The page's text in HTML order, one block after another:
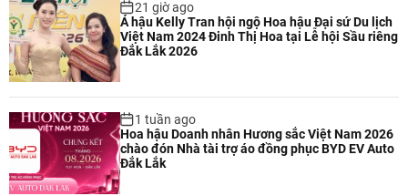
21 giờ ago
Á hậu Kelly Tran hội ngộ Hoa hậu Đại sứ Du lịch
Việt Nam 2024 Đinh Thị Hoa tại Lễ hội Sầu riêng
Đắk Lắk 2026
1 tuần ago
Hoa hậu Doanh nhân Hương sắc Việt Nam 2026
chào đón Nhà tài trợ áo đồng phục BYD EV Auto
Đắk Lắk